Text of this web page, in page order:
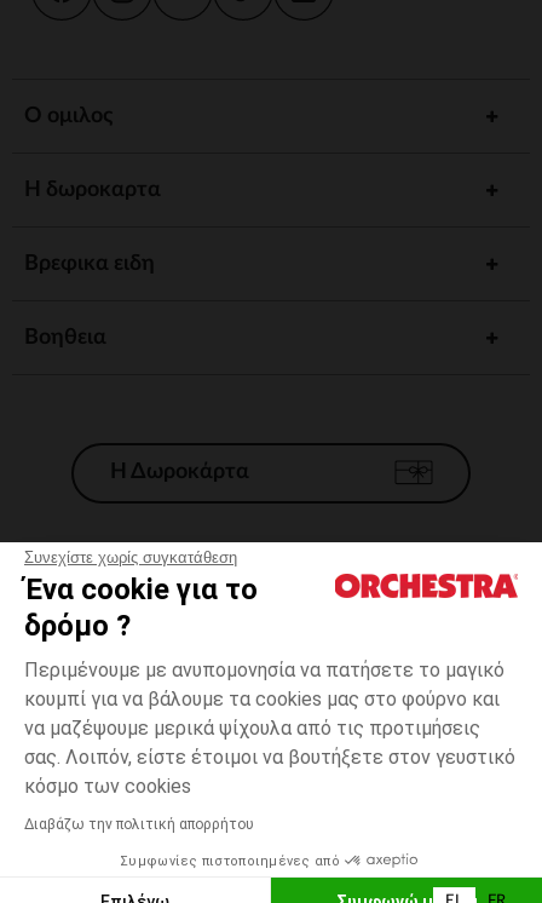
Συνεχίστε χωρίς συγκατάθεση
Ένα cookie για το
δρόμο ?
Περιμένουμε με ανυπομονησία να πατήσετε το μαγικό
κουμπί για να βάλουμε τα cookies μας στο φούρνο και
να μαζέψουμε μερικά ψίχουλα από τις προτιμήσεις
σας. Λοιπόν, είστε έτοιμοι να βουτήξετε στον γευστικό
κόσμο των cookies
Διαβάζω την πολιτική απορρήτου
Συμφωνίες πιστοποιημένες από
Πολύχρωμο
one
Δυνατότητα πληρωμής με
ΠΡΟΣΘΉΚΗ ΣΤΟ ΚΑΛΆΘΙ
Ο ομιλος
Η δωροκαρτα
Βρεφικα ειδη
Βοηθεια
Η Δωροκάρτα
Γενικοί 'Οροι Πώλησης
*Εμπορικες προσφορες
Προσωπικά δεδομένα
Διαχείρηση των cookies
Προσβασιμότητα: μη συμμορφούμενη
H Orchestra συμμετέχει στον κωδικά δεοντολογίας και στο σύστημα
μεσολάβησης της Γαλλικής Ομοσπονδίας Ηλεκτρονικού Εμπορίου.